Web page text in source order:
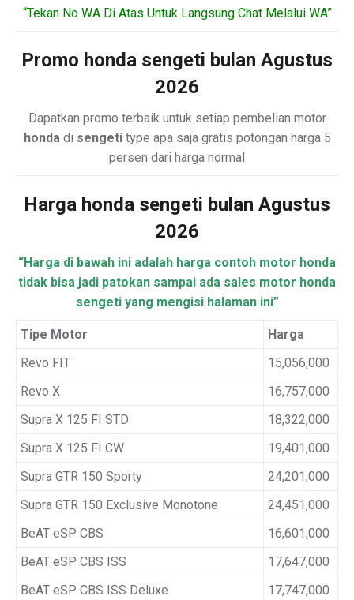
“Tekan No WA Di Atas Untuk Langsung Chat Melalui WA”
Promo honda sengeti bulan Agustus
2026
Dapatkan promo terbaik untuk setiap pembelian motor
hondadi sengetitype apa saja gratis potongan harga 5
persen dari harga normal
Harga honda sengeti bulan Agustus
2026
“Harga di bawah ini adalah harga contoh motor honda
tidak bisa jadi patokan sampai ada sales motor honda
sengeti yang mengisi halaman ini”
Tipe Motor
Harga
Revo FIT
15,056,000
Revo X
16,757,000
Supra X 125 FI STD
18,322,000
Supra X 125 FI CW
19,401,000
Supra GTR 150 Sporty
24,201,000
Supra GTR 150 Exclusive Monotone
24,451,000
BeAT eSP CBS
16,601,000
BeAT eSP CBS ISS
17,647,000
BeAT eSP CBS ISS Deluxe
17,747,000